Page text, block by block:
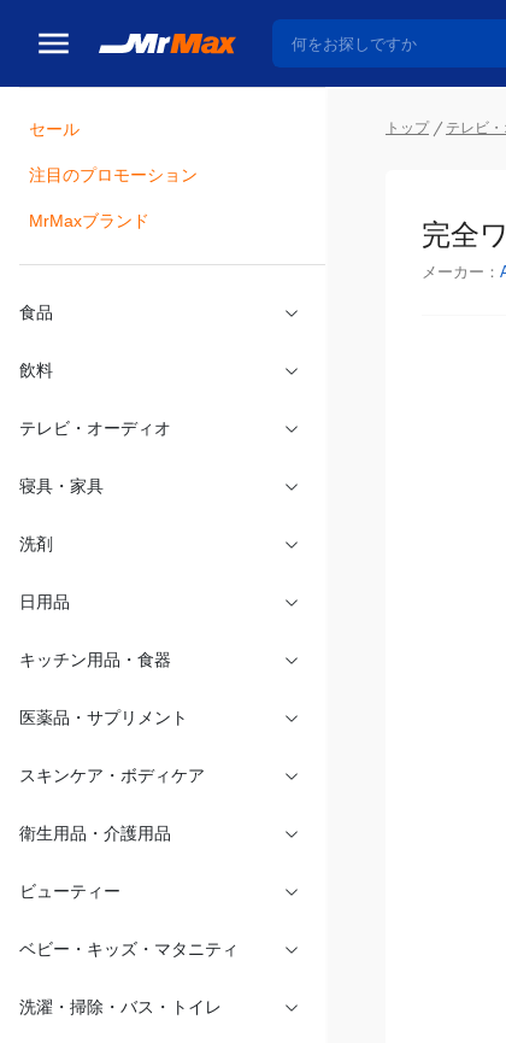
セール
注目のプロモーション
MrMaxブランド
食品
飲料
トップ テレビ
完全
メーカー：